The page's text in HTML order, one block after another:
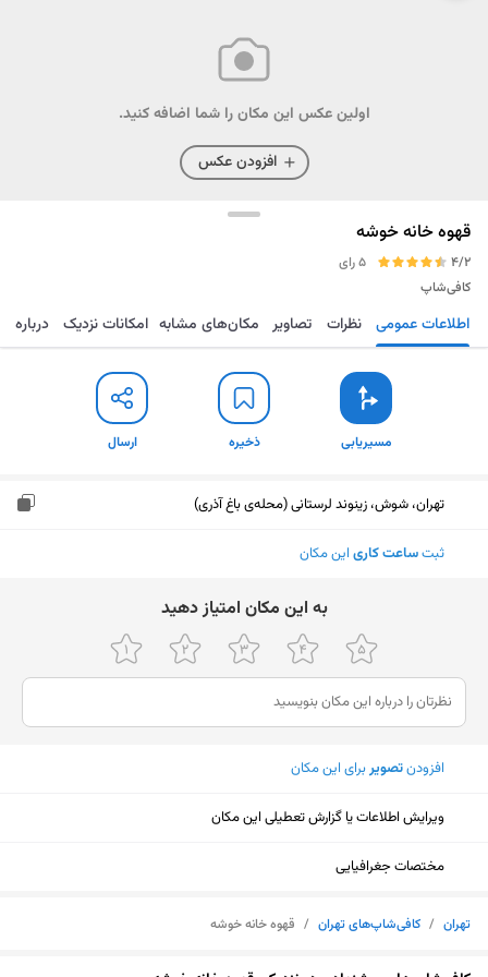
اولین عکس این مکان را شما اضافه کنید.
افزودن عکس
قهوه خانه خوشه
4/2
5 رای
کافی‌شاپ
مسیریابی ذخیره ارسال اطلاعات عمومی نظرات تصاویر مکان‌های مشابه امکانات نزدیک درباره
مسیریابی ذخیره ارسال
تهران، شوش، زینوند لرستانی (محله‌ی باغ آذری)
ثبتساعت کاری این مکان
ﺑﻪ اﯾﻦ ﻣﮑﺎن اﻣﺘﯿﺎز دﻫﯿﺪ
افزودنتصویربرای این مکان
ویرایش اطلاعات یا گزارش تعطیلی این مکان
مختصات جغرافیایی
تهران / کافی‌شاپ‌های تهران / قهوه خانه خوشه